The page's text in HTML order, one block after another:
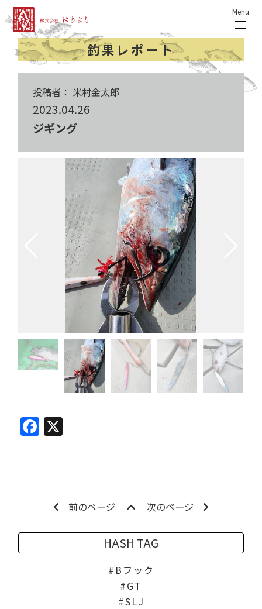
Menu
釣果レポート
投稿者： 米村金太郎
2023.04.26
ジギング
Facebook
前のページ 次のページ
HASH TAG
Bフック
GT
SLJ